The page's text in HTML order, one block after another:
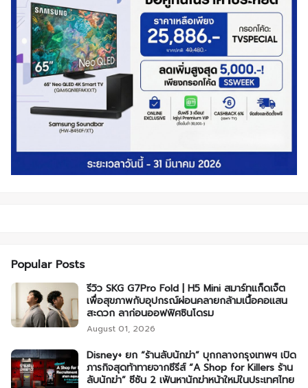
Popular Posts
รีวิว SKG G7Pro Fold | H5 Mini สมาร์ทแก็ดเจ็ต
เพื่อสุขภาพกับอุปกรณ์ผ่อนคลายกล้ามเนื้อคอแสน
สะดวก ลาก่อนออฟฟิศซินโดรม
August 01, 2026
Disney+ ยก “ร้านลับนักฆ่า” บุกกลางกรุงเทพฯ เปิด
ภารกิจสุดท้าทายจากซีรีส์ “A Shop for Killers ร้าน
ลับนักฆ่า” ซีซัน 2 เฟ้นหานักฆ่าหน้าใหม่ในประเทศไทย